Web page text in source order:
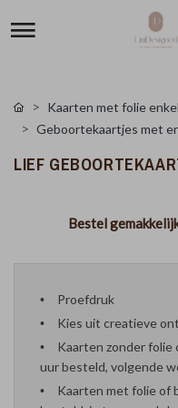
Kaarten met folie
Geboortekaartjes met
LIEF
Bestel
Proefdruk
Kies uit creatieve
Kaarten zonder folie
uur besteld, volgende
Kaarten met folie of